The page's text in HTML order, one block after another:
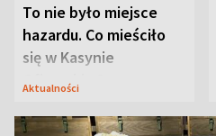
To nie było miejsce
hazardu. Co mieściło
się w Kasynie
Oficerskim?
Aktualności